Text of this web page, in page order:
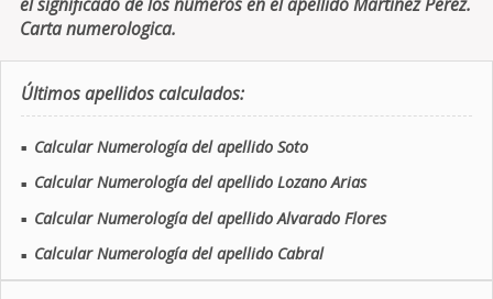
Carta numerologica.
Últimos apellidos calculados:
■ Calcular Numerología del apellido Soto
■ Calcular Numerología del apellido Lozano Arias
■ Calcular Numerología del apellido Alvarado Flores
■ Calcular Numerología del apellido Cabral